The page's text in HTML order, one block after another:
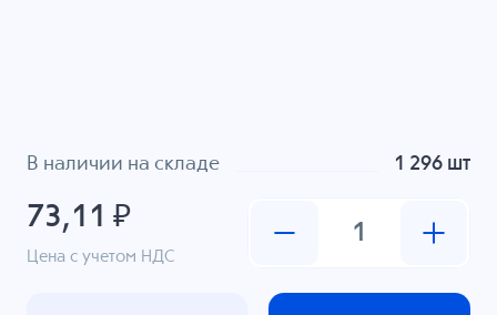
В наличии на складе 1 296 шт
73,11 ₽
Цена с учетом НДС